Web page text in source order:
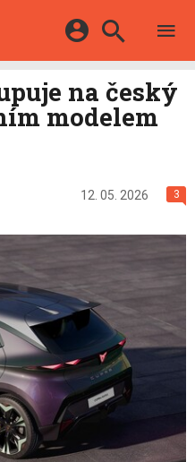
na český
modelem
12. 05. 2026 3